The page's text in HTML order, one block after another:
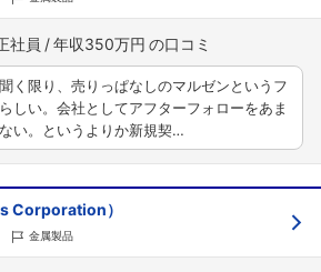
社員 年収350万円
く限り、売りっぱなしのマルゼンというフ
しい。会社としてアフターフォローをあま
い。というよりか新規契…
Corporation）
金属製品